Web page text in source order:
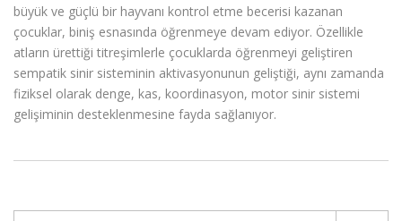
büyük ve güçlü bir hayvanı kontrol etme becerisi kazanan
çocuklar, biniş esnasında öğrenmeye devam ediyor. Özellikle
atların ürettiği titreşimlerle çocuklarda öğrenmeyi geliştiren
sempatik sinir sisteminin aktivasyonunun geliştiği, aynı zamanda
fiziksel olarak denge, kas, koordinasyon, motor sinir sistemi
gelişiminin desteklenmesine fayda sağlanıyor.